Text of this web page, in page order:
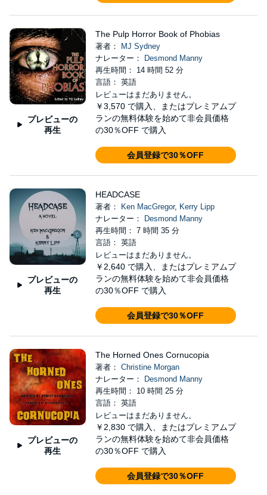
プレビューの
再生
The Pulp Horror Book of Phobias
著者：
MJ Sydney
ナレーター：
Desmond Manny
再生時間： 14 時間 52 分
言語： 英語
レビューはまだありません。
￥3,570 で購入、またはプレミアムプ
ランの無料体験を始めて非会員価格
の30％OFF で購入
会員登録で30％OFF
プレビューの
再生
HEADCASE
著者： Ken MacGregor, Kerry Lipp
ナレーター：
Desmond Manny
再生時間： 7 時間 35 分
言語： 英語
レビューはまだありません。
￥2,640 で購入、またはプレミアムプ
ランの無料体験を始めて非会員価格
の30％OFF で購入
会員登録で30％OFF
プレビューの
再生
The Horned Ones Cornucopia
著者： Christine Morgan
ナレーター：
Desmond Manny
再生時間： 10 時間 25 分
言語： 英語
レビューはまだありません。
￥2,830 で購入、またはプレミアムプ
ランの無料体験を始めて非会員価格
の30％OFF で購入
会員登録で30％OFF